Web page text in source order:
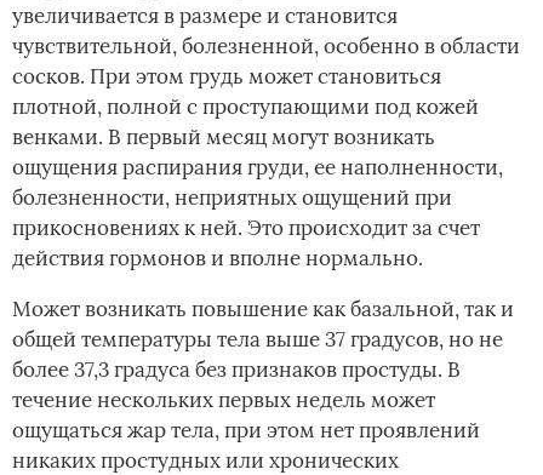
увеличивается в размере и становится
чувствительной, болезненной, особенно в области
сосков. При этом грудь может становиться
плотной, полной с проступающими под кожей
венками. В первый месяц могут возникать
ощущения распирания груди, ее наполненности,
болезненности, неприятных ощущений при
прикосновениях к ней. Это происходит за счет
действия гормонов и вполне нормально.
Может возникать повышение как базальной, так и
общей температуры тела выше 37 градусов, но не
более 37,3 градуса без признаков простуды. В
течение нескольких первых недель может
ощущаться жар тела, при этом нет проявлений
никаких простудных или хронических